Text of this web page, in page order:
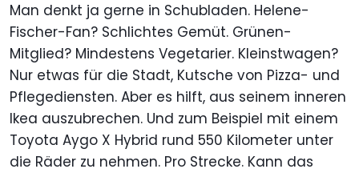
Man denkt ja gerne in Schubladen. Helene-
Fischer-Fan? Schlichtes Gemüt. Grünen-
Mitglied? Mindestens Vegetarier. Kleinstwagen?
Nur etwas für die Stadt, Kutsche von Pizza- und
Pflegediensten. Aber es hilft, aus seinem inneren
Ikea auszubrechen. Und zum Beispiel mit einem
Toyota Aygo X Hybrid rund 550 Kilometer unter
die Räder zu nehmen. Pro Strecke. Kann das